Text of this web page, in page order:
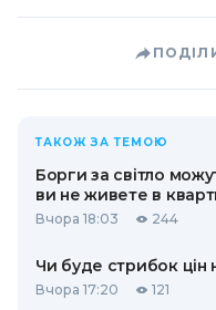
ТАКОЖ ЗА ТЕМОЮ
Борги за світло
ви не живете в
Вчора 18:03 244
Чи буде стрибок цін
Вчора 17:20 121